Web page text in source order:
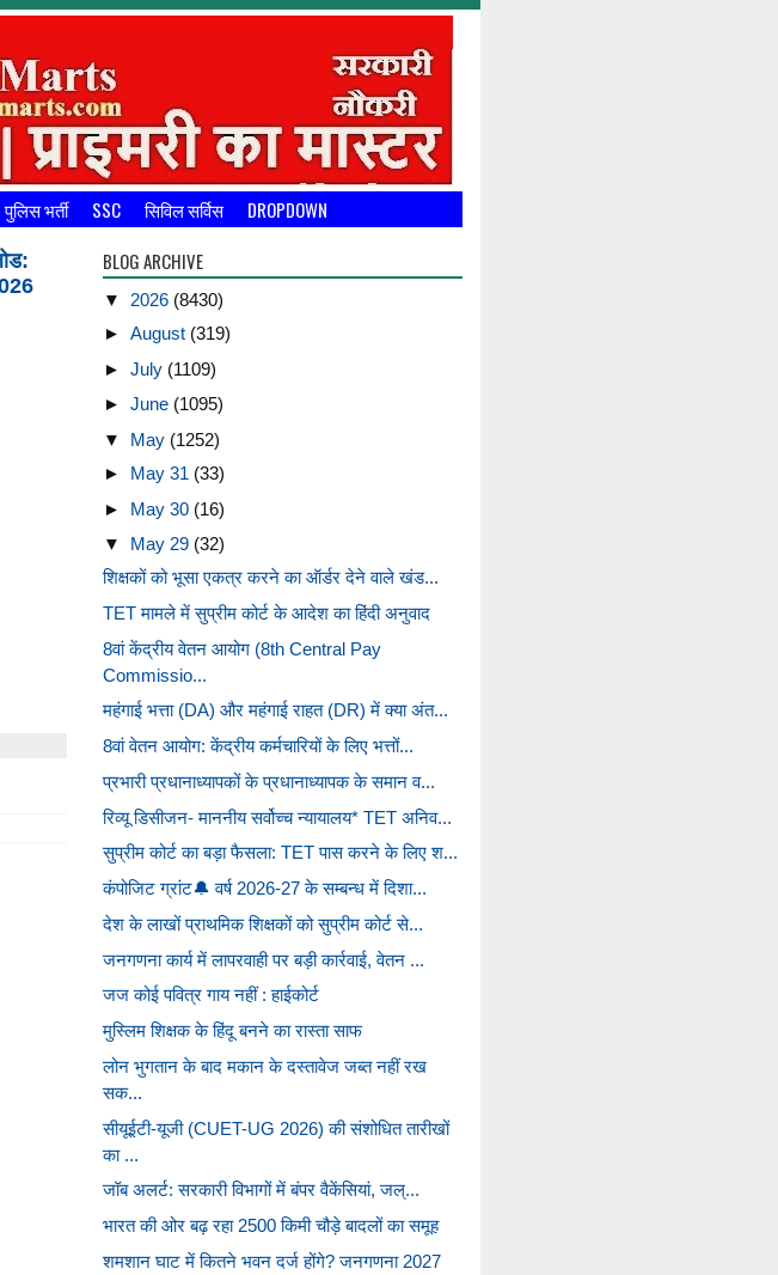
पुलिस भर्ती SSC सिविल सर्विस DROPDOWN
BLOG ARCHIVE
▼ 2026 (8430)
► August (319)
► July (1109)
► June (1095)
▼ May (1252)
► May 31 (33)
► May 30 (16)
▼ May 29 (32)
शिक्षकों को भूसा एकत्र करने का ऑर्डर देने वाले खंड...
TET मामले में सुप्रीम कोर्ट के आदेश का हिंदी अनुवाद
8वां केंद्रीय वेतन आयोग (8th Central Pay
Commissio...
महंगाई भत्ता (DA) और महंगाई राहत (DR) में क्या अंत...
8वां वेतन आयोग: केंद्रीय कर्मचारियों के लिए भत्तों...
प्रभारी प्रधानाध्यापकों के प्रधानाध्यापक के समान व...
रिव्यू डिसीजन- माननीय सर्वोच्च न्यायालय* TET अनिव...
सुप्रीम कोर्ट का बड़ा फैसला: TET पास करने के लिए श...
कंपोजिट ग्रांट🔔 वर्ष 2026-27 के सम्बन्ध में दिशा...
देश के लाखों प्राथमिक शिक्षकों को सुप्रीम कोर्ट से...
जनगणना कार्य में लापरवाही पर बड़ी कार्रवाई, वेतन ...
जज कोई पवित्र गाय नहीं : हाईकोर्ट
मुस्लिम शिक्षक के हिंदू बनने का रास्ता साफ
लोन भुगतान के बाद मकान के दस्तावेज जब्त नहीं रख
सक...
सीयूईटी-यूजी (CUET-UG 2026) की संशोधित तारीखों
का ...
जॉब अलर्ट: सरकारी विभागों में बंपर वैकेंसियां, जल्...
भारत की ओर बढ़ रहा 2500 किमी चौड़े बादलों का समूह
शमशान घाट में कितने भवन दर्ज होंगे? जनगणना 2027